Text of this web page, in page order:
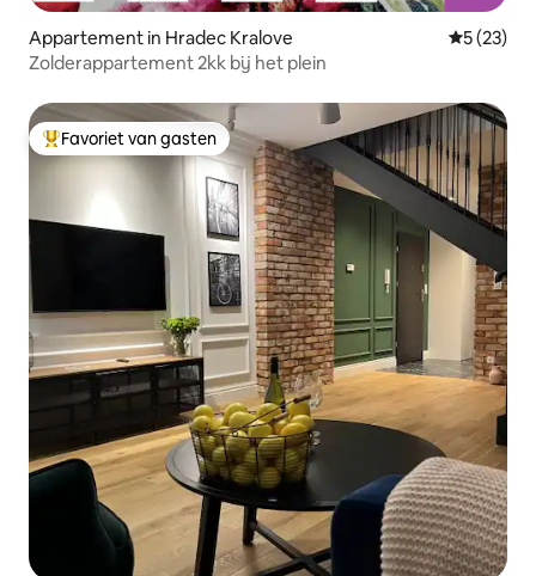
Appartement in Hradec Kralove
5 (23)
Zolderappartement 2kk bij het plein
Topfavoriet van gasten
Favoriet van gasten